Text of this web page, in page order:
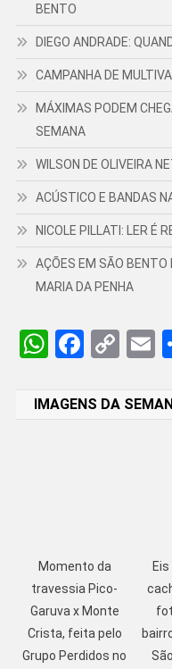
BENTO
DIEGO ANDRADE:
CAMPANHA DE
MÁXIMAS PODEM
SEMANA
WILSON DE OLIVEIRA
ACÚSTICO E BANDAS
NICOLE PILLATI: LER É
AÇÕES EM SÃO BENTO
MARIA DA PENHA
IMAGENS DA
Momento da
travessia Pico-
Garuva x Monte
Crista, feita pelo
Grupo Perdidos no